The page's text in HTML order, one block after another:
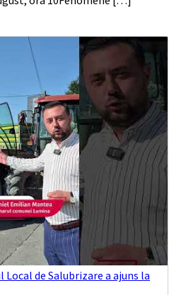
de Salubrizare a ajuns la